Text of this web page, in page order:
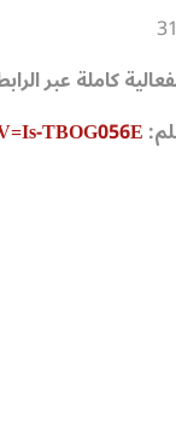
كاملة عبر
TBOG056E